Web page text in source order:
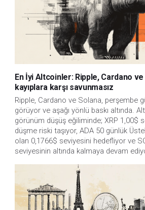
En İyi Altcoinler: Ripple, Cardano
kayıplara karşı savunmasız
Ripple, Cardano ve Solana, perşembe
görüyor ve aşağı yönlü baskı altında.
görünüm düşüş eğiliminde; XRP 1,00$
düşme riski taşıyor, ADA 50 günlük
olan 0,1766$ seviyesini hedefliyor ve
seviyesinin altında kalmaya devam